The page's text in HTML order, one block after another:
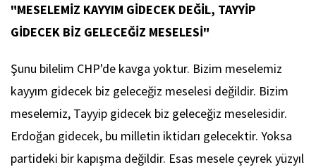
"MESELEMİZ KAYYIM GİDECEK DEĞİL, TAYYİP
GİDECEK BİZ GELECEĞİZ MESELESİ"
Şunu bilelim CHP'de kavga yoktur. Bizim meselemiz
kayyım gidecek biz geleceğiz meselesi değildir. Bizim
meselemiz, Tayyip gidecek biz geleceğiz meselesidir.
Erdoğan gidecek, bu milletin iktidarı gelecektir. Yoksa
partideki bir kapışma değildir. Esas mesele çeyrek yüzyıl